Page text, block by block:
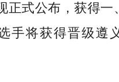
正式公布，获得一
手将获得晋级遵